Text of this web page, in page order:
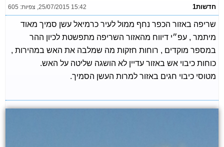
חדשות1 25/07/2015 15:42
, צפיות: 605
שריפה באזור הכפר נחף ממול לעיר כרמיאל עשן סמיך מאוד
מיתמר , עפ״י דיווח מהאזור השריפה מתפשטת לכיון ההר
במספר מוקדים , רוחות חזקות מה שמלבה את האש במהירות ,
כוחות כיבוי אש באזור עדיין לא הושגה שליטה על האש.
מטוסי כיבוי חגים באזור למרות העשן הסמיך.